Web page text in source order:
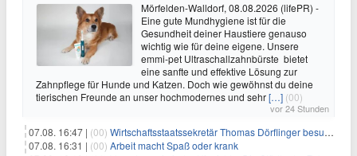
Mörfelden-Walldorf, 08.08.2026 (lifePR) -
Eine gute Mundhygiene ist für die
Gesundheit deiner Haustiere genauso
wichtig wie für deine eigene. Unsere
emmi-pet Ultraschallzahnbürste bietet
eine sanfte und effektive Lösung zur
Zahnpflege für Hunde und Katzen. Doch wie gewöhnst du deine
tierischen Freunde an unser hochmodernes und sehr[…] (00)
vor 24 Stunden
07.08. 16:47 | (00) Wirtschaftsstaatssekretär Thomas Dörflinger besucht Handwerksbetrieb im Kammerbezirk Freiburg
07.08. 16:31 | (00) Arbeit macht Spaß oder krank